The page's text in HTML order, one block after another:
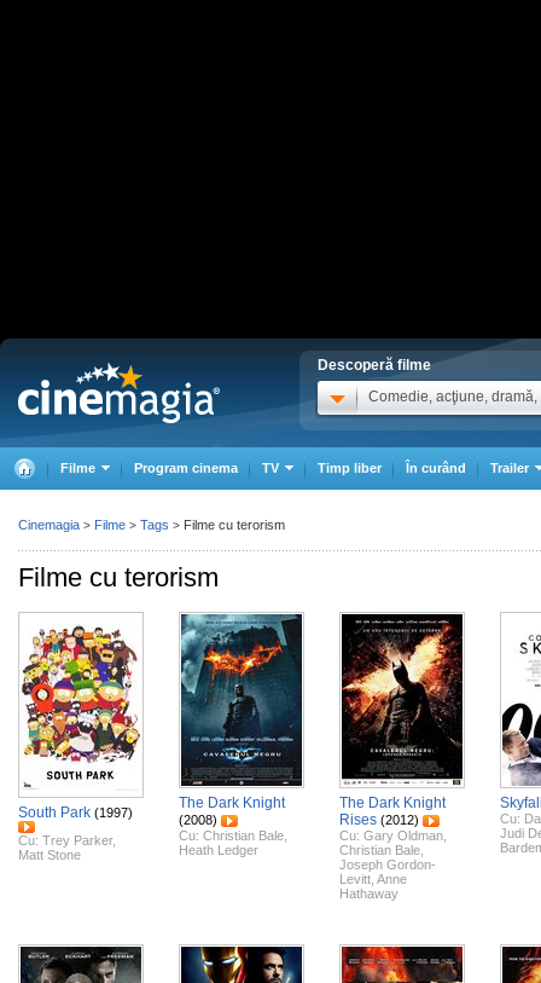
Descoperă filme
Comedie, acţiune, dramă,
Filme Program cinema TV Timp liber În curând Trailer
Filme cu terorism
South Park (1997)
Cu: Trey Parker,
Matt Stone
The Dark Knight
(2008)
Cu: Christian Bale
Heath Ledger
The Dark Knight
Rises (2012)
Cu: Gary Oldman
Christian Bale
Joseph Gordon-
Levitt Anne
Hathaway
Cu:
Judi
Cinemagia > Filme > Tags > Filme cu terorism